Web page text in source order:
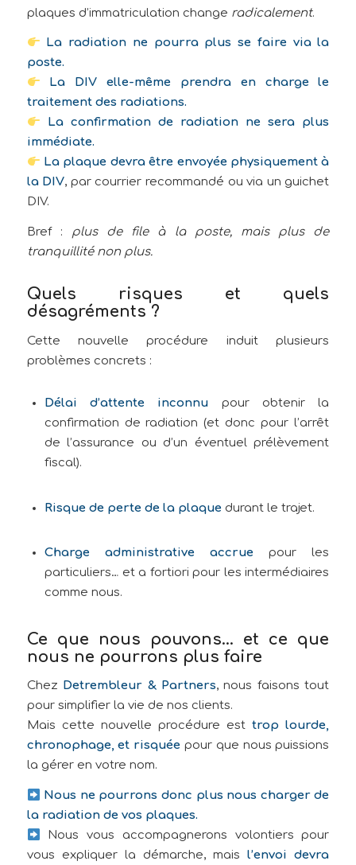
plaques d’immatriculation change radicalement.
La radiation ne pourra plus se faire via la
poste.
La DIV elle-même prendra en charge le
traitement des radiations.
La confirmation de radiation ne sera plus
immédiate.
La plaque devra être envoyée physiquement à
la DIV, par courrier recommandé ou via un guichet
DIV.
Bref : plus de file à la poste, mais plus de
tranquillité non plus.
Quels risques et quels
désagréments ?
Cette nouvelle procédure induit plusieurs
problèmes concrets :
Délai d’attente inconnu pour obtenir la
confirmation de radiation (et donc pour l’arrêt
de l’assurance ou d’un éventuel prélèvement
fiscal).
Risque de perte de la plaque durant le trajet.
Charge administrative accrue pour les
particuliers… et a fortiori pour les intermédiaires
comme nous.
Ce que nous pouvons… et ce que
nous ne pourrons plus faire
Chez Detrembleur & Partners, nous faisons tout
pour simplifier la vie de nos clients.
Mais cette nouvelle procédure esttrop lourde,
chronophage, et risquée pour que nous puissions
la gérer en votre nom.
Nous ne pourrons donc plus nous charger de
la radiation de vos plaques.
Nous vous accompagnerons volontiers pour
vous expliquer la démarche, maisl’envoi devra